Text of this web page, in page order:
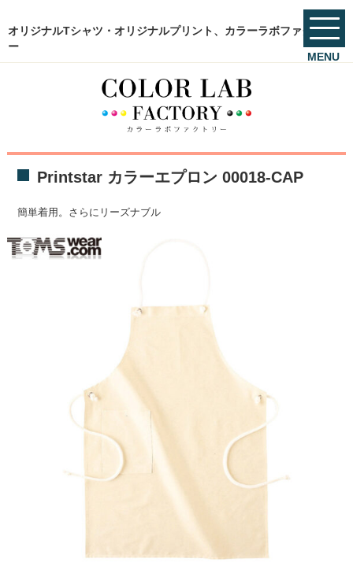
オリジナルTシャツ・オリジナルプリント、カラーラボファクトリ
ー
MENU
Printstar カラーエプロン 00018-CAP
簡単着用。さらにリーズナブル